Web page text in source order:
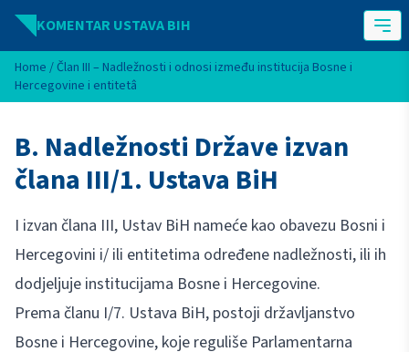
Idi na sadržaj
KOMENTAR USTAVA BIH
Home /Član III – Nadležnosti i odnosi između institucija Bosne i
Hercegovine i entitetâ
B. Nadležnosti Države izvan
člana III/1. Ustava BiH
I izvan člana III, Ustav BiH nameće kao obavezu Bosni i
Hercegovini i/ ili entitetima određene nadležnosti, ili ih
dodjeljuje institucijama Bosne i Hercegovine.
Prema članu I/7. Ustava BiH, postoji državljanstvo
Bosne i Hercegovine, koje reguliše Parlamentarna